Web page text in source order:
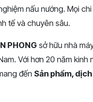
nấu nướng. Mọi
tế và chuyên sâu.
PHONG sở hữu nhà
Với hơn 20 năm kinh
đến Sản phẩm,